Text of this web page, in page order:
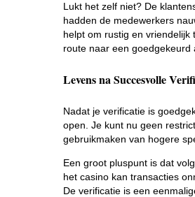
Lukt het zelf niet? De
hadden de medewerkers
helpt om rustig en
route naar een goedgekeurd
Levens na Succesvolle
Nadat je verificatie is
open. Je kunt nu geen
gebruikmaken van hogere
Een groot pluspunt is dat
het casino kan transacties
De verificatie is een